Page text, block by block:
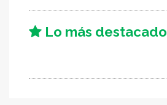
Lo más destacado